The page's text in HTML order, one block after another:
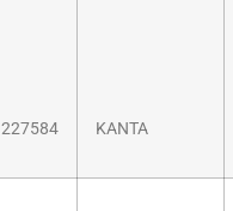
227584
ΚΑΝΤΑ